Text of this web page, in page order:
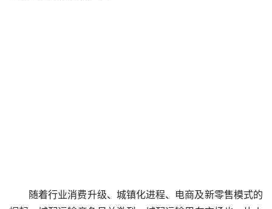
随着行业消费升级、城镇化进程、电商及新零售模式的